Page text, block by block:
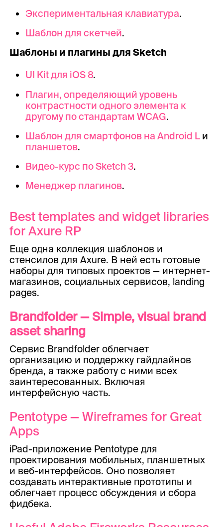
Экспериментальная клавиатура.
Шаблон для скетчей.
Шаблоны и плагины для Sketch
UI Kit для iOS 8.
Плагин, определяющий уровень
контрастности одного элемента к
другому по стандартам WCAG.
Шаблон для смартфонов на Android L и
планшетов.
Видео-курс по Sketch 3.
Менеджер плагинов.
Best templates and widget libraries
for Axure RP
Еще одна коллекция шаблонов и
стенсилов для Axure. В ней есть готовые
наборы для типовых проектов — интернет-
магазинов, социальных сервисов, landing
pages.
Brandfolder — Simple, visual brand
asset sharing
Сервис Brandfolder облегчает
организацию и поддержку гайдлайнов
бренда, а также работу с ними всех
заинтересованных. Включая
интерфейсную часть.
Pentotype — Wireframes for Great
Apps
iPad-приложение Pentotype для
проектирования мобильных, планшетных
и веб-интерфейсов. Оно позволяет
создавать интерактивные прототипы и
облегчает процесс обсуждения и сбора
фидбека.